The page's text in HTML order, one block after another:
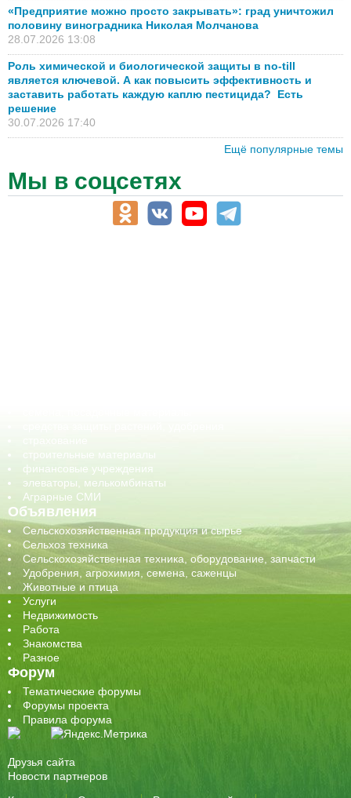
«Предприятие можно просто закрывать»: град уничтожил
половину виноградника Николая Молчанова
28.07.2026 13:08
Роль химической и биологической защиты в no-till
является ключевой. А как повысить эффективность и
заставить работать каждую каплю пестицида? Есть
решение
30.07.2026 17:40
Ещё популярные темы
Мы в соцсетях
строительные материалы
финансовые учреждения
элеваторы, мелькомбинаты
Аграрные СМИ
Объявления
Сельскохозяйственная продукция и сырье
Сельхоз техника
Сельскохозяйственная техника, оборудование, запчасти
Удобрения, агрохимия, семена, саженцы
Животные и птица
Услуги
Недвижимость
Работа
Знакомства
Разное
Форум
Тематические форумы
Форумы проекта
Правила форума
Друзья сайта
Новости партнеров